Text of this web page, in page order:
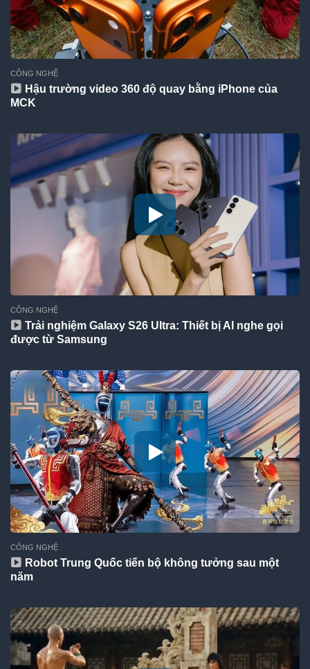
CÔNG NGHỆ
Hậu trường video 360 độ quay bằng iPhone của
MCK
CÔNG NGHỆ
Trải nghiệm Galaxy S26 Ultra: Thiết bị AI nghe gọi
được từ Samsung
CÔNG NGHỆ
Robot Trung Quốc tiến bộ không tưởng sau một
năm